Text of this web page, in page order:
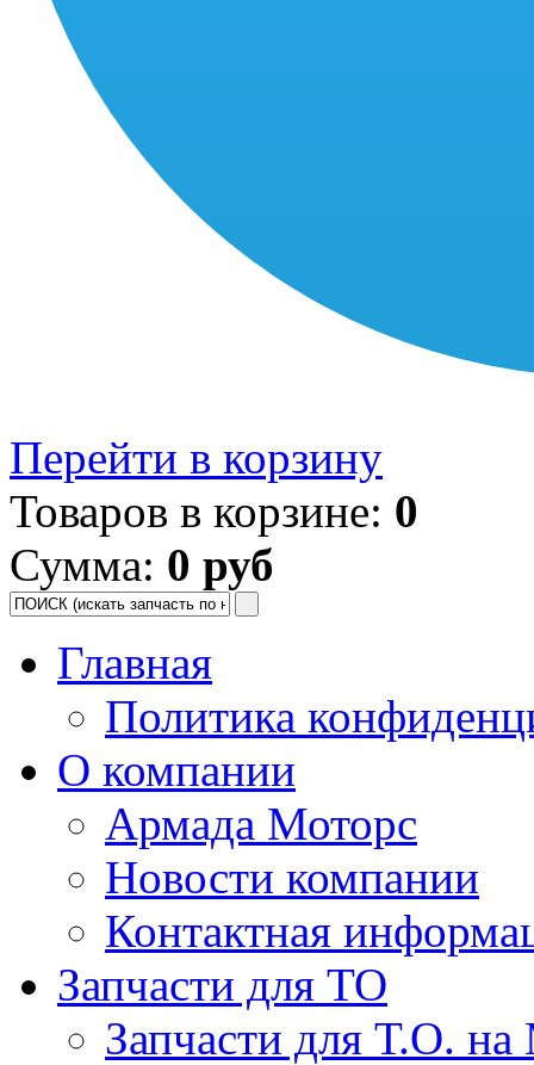
Перейти в корзину
Товаров в корзине: 0
Сумма: 0 руб
Главная
Политика
О компании
Армада Моторс
Новости компании
Контактная
Запчасти для ТО
Запчасти для Т.О. на